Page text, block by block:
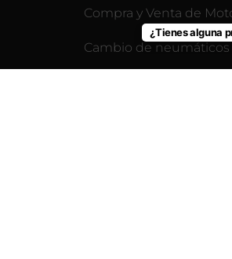
Compra y Venta de
Cambio de neumáticos
¿Tienes alguna